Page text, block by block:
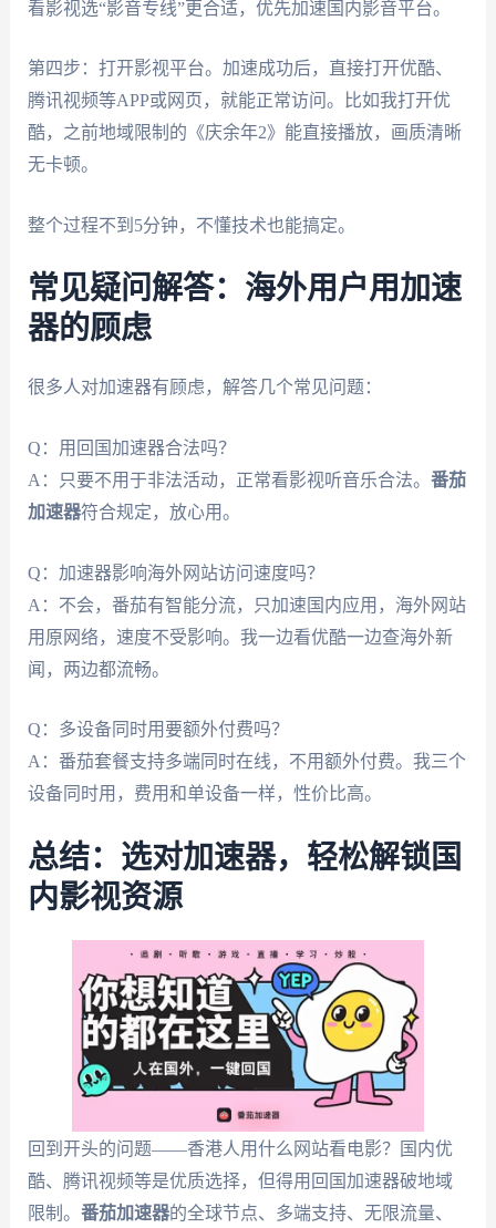
看影视选“影音专线”更合适，优先加速国内影音平台。
第四步：打开影视平台。加速成功后，直接打开优酷、
腾讯视频等APP或网页，就能正常访问。比如我打开优
酷，之前地域限制的《庆余年2》能直接播放，画质清晰
无卡顿。
整个过程不到5分钟，不懂技术也能搞定。
常见疑问解答：海外用户用加速
器的顾虑
很多人对加速器有顾虑，解答几个常见问题：
Q：用回国加速器合法吗？
A：只要不用于非法活动，正常看影视听音乐合法。 番茄
加速器符合规定，放心用。
Q：加速器影响海外网站访问速度吗？
A：不会，番茄有智能分流，只加速国内应用，海外网站
用原网络，速度不受影响。我一边看优酷一边查海外新
闻，两边都流畅。
Q：多设备同时用要额外付费吗？
A：番茄套餐支持多端同时在线，不用额外付费。我三个
设备同时用，费用和单设备一样，性价比高。
总结：选对加速器，轻松解锁国
内影视资源
回到开头的问题——香港人用什么网站看电影？国内优
酷、腾讯视频等是优质选择，但得用回国加速器破地域
限制。 番茄加速器的全球节点、多端支持、无限流量、